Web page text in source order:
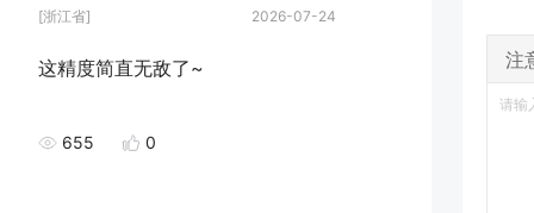
[浙江省] 2026-07-24
这精度简直无敌了~
655 0
注